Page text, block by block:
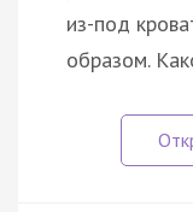
из-под
образом.